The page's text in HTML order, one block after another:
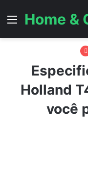
Menu
Home &
Holland
você